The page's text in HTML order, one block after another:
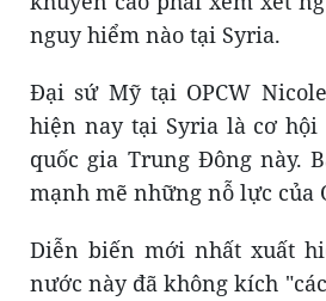
nguy hiểm nào tại Syria.
Đại sứ Mỹ tại OPCW
hiện nay tại Syria là cơ
quốc gia Trung Đông này.
mạnh mẽ những nỗ lực của
Diễn biến mới nhất xuất
nước này đã không kích